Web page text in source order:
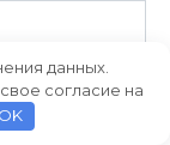
данных.
согласие на
OK